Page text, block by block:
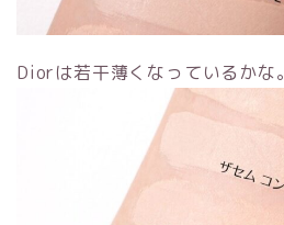
Diorは若干薄くなっているかな。